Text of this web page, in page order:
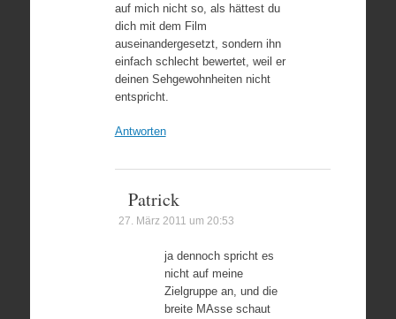
auf mich nicht so, als hättest du
dich mit dem Film
auseinandergesetzt, sondern ihn
einfach schlecht bewertet, weil er
deinen Sehgewohnheiten nicht
entspricht.
Antworten
Patrick
27. März 2011 um 20:53
ja dennoch spricht es
nicht auf meine
Zielgruppe an, und die
breite MAsse schaut